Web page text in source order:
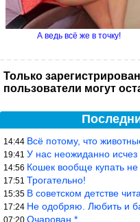
А ведь всё же в точку!
Только
пользователи могут
14:44 Всё потому, что животные
19:41 У нас неожиданно исчез
14:56 Кошек вообще купать не
17:51 Трогательно!
15:35 В советском детстве
17:24 Не одобряю. Любить и
07:20 Очарован *